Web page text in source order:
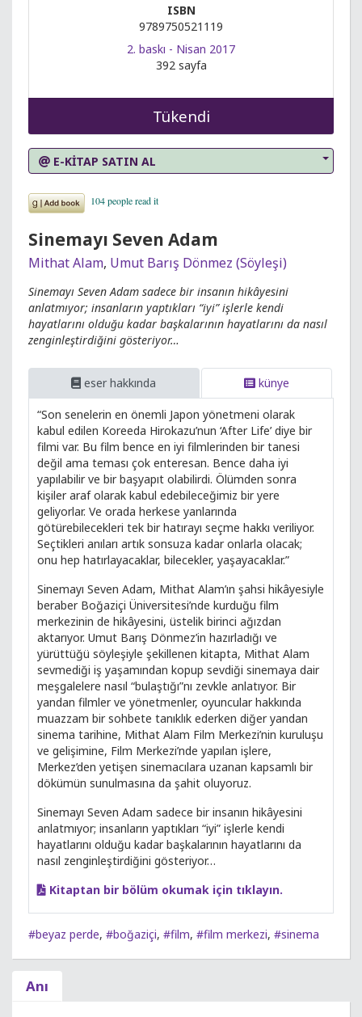
ISBN
9789750521119
2. baskı - Nisan 2017
392 sayfa
Tükendi
E-KİTAP SATIN AL
Sinemayı Seven Adam
Mithat Alam, Umut Barış Dönmez (Söyleşi)
Sinemayı Seven Adam sadece bir insanın hikâyesini
anlatmıyor; insanların yaptıkları “iyi” işlerle kendi
hayatlarını olduğu kadar başkalarının hayatlarını da nasıl
zenginleştirdiğini gösteriyor…
eser hakkında künye
“Son senelerin en önemli Japon yönetmeni olarak
kabul edilen Koreeda Hirokazu’nun ‘After Life’ diye bir
filmi var. Bu film bence en iyi filmlerinden bir tanesi
değil ama teması çok enteresan. Bence daha iyi
yapılabilir ve bir başyapıt olabilirdi. Ölümden sonra
kişiler araf olarak kabul edebileceğimiz bir yere
geliyorlar. Ve orada herkese yanlarında
götürebilecekleri tek bir hatırayı seçme hakkı veriliyor.
Seçtikleri anıları artık sonsuza kadar onlarla olacak;
onu hep hatırlayacaklar, bilecekler, yaşayacaklar.”
Sinemayı Seven Adam, Mithat Alam’ın şahsi hikâyesiyle
beraber Boğaziçi Üniversitesi’nde kurduğu film
merkezinin de hikâyesini, üstelik birinci ağızdan
aktarıyor. Umut Barış Dönmez’in hazırladığı ve
yürüttüğü söyleşiyle şekillenen kitapta, Mithat Alam
sevmediği iş yaşamından kopup sevdiği sinemaya dair
meşgalelere nasıl “bulaştığı”nı zevkle anlatıyor. Bir
yandan filmler ve yönetmenler, oyuncular hakkında
muazzam bir sohbete tanıklık ederken diğer yandan
sinema tarihine, Mithat Alam Film Merkezi’nin kuruluşu
ve gelişimine, Film Merkezi’nde yapılan işlere,
Merkez’den yetişen sinemacılara uzanan kapsamlı bir
dökümün sunulmasına da şahit oluyoruz.
Sinemayı Seven Adam sadece bir insanın hikâyesini
anlatmıyor; insanların yaptıkları “iyi” işlerle kendi
hayatlarını olduğu kadar başkalarının hayatlarını da
nasıl zenginleştirdiğini gösteriyor…
Kitaptan bir bölüm okumak için tıklayın.
#beyaz perde, #boğaziçi, #film, #film merkezi, #sinema
Anı